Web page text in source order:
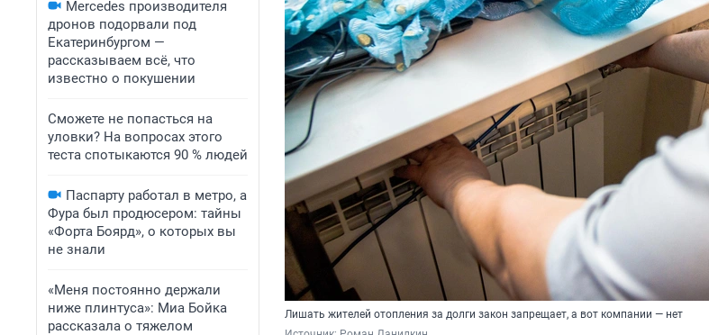
Mercedes производителя
дронов подорвали под
Екатеринбургом —
рассказываем всё, что
известно о покушении
Сможете не попасться на
уловки? На вопросах этого
теста спотыкаются 90 % людей
Паспарту работал в метро, а
Фура был продюсером: тайны
«Форта Боярд», о которых вы
не знали
«Меня постоянно держали
ниже плинтуса»: Миа Бойка
рассказала о тяжелом
Лишать жителей отопления за долги закон запрещает, а вот компании — нет